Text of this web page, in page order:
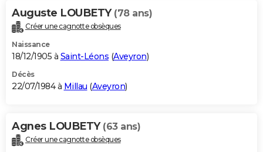
Auguste LOUBETY (78 ans)
Créer une cagnotte obsèques
Naissance
18/12/1905 à Saint-Léons (Aveyron)
Décès
22/07/1984 à Millau (Aveyron)
Agnes LOUBETY (63 ans)
Créer une cagnotte obsèques